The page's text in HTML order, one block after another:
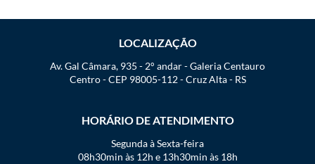
LOCALIZAÇÃO
Av. Gal Câmara, 935 - 2° andar - Galeria Centauro
Centro - CEP 98005-112 - Cruz Alta - RS
HORÁRIO DE ATENDIMENTO
Segunda à Sexta-feira
08h30min às 12h e 13h30min às 18h